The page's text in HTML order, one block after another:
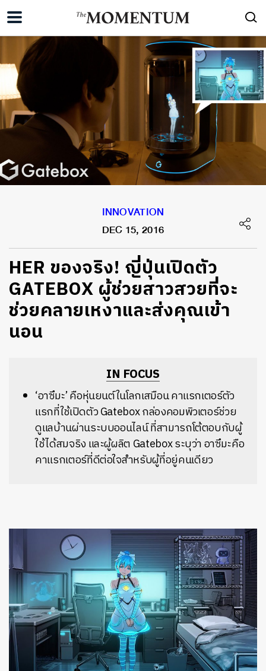
INNOVATION
DEC 15, 2016
HER ของจริง! ญี่ปุ่นเปิดตัว
GATEBOX ผู้ช่วยสาวสวยที่จะ
ช่วยคลายเหงาและส่งคุณเข้า
นอน
IN FOCUS
‘อาซึมะ’ คือหุ่นยนต์ในโลกเสมือน คาแรกเตอร์ตัว
แรกที่ใช้เปิดตัว Gatebox กล่องคอมพิวเตอร์ช่วย
ดูแลบ้านผ่านระบบออนไลน์ ที่สามารถโต้ตอบกับผู้
ใช้ได้สมจริง และผู้ผลิต Gatebox ระบุว่า อาซึมะคือ
คาแรกเตอร์ที่ดีต่อใจสำหรับผู้ที่อยู่คนเดียว